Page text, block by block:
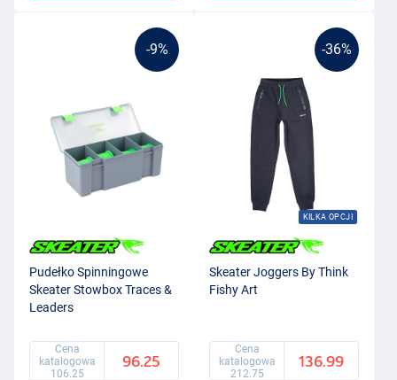
-9%
Pudełko Spinningowe
Skeater Stowbox Traces &
Leaders
Cena
katalogowa
106.25
96.25
-36%
KILKA OPCJI
Skeater Joggers By Think
Fishy Art
Cena
katalogowa
212.75
136.99